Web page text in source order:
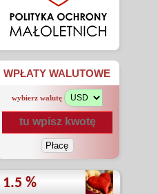
WPŁATY WALUTOWE
wybierz walutę
1.5 %